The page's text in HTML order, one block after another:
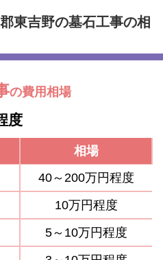
東吉野の墓石工事の相
の費用相場
度
相場
40～200万円程度
10万円程度
5～10万円程度